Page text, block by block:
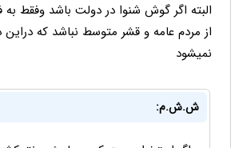
البته اگر گوش شنوا در دولت باشد وفقط
از مردم عامه و قشر متوسط نباشد که
نمیشود
ش.ش.م: